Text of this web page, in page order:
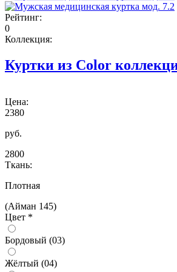
Рейтинг:
0
Коллекция:
Куртки из Color
Цена:
2380
руб.
2800
Ткань:
Плотная
(Айман 145)
Цвет *
Бордовый (03)
Жёлтый (04)